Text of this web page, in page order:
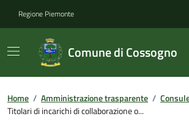
Regione Piemonte
Comune di Cossogno
Home / Amministrazione trasparente /
Titolari di incarichi di collaborazione o...